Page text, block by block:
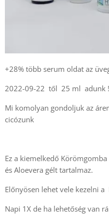
+28% több serum oldat az
2022-09-22 től 25 ml adunk
Mi komolyan gondoljuk az
cicózunk
Ez a kiemelkedő
és Aloevera gélt tartalmaz.
Előnyösen lehet vele kezelni
Napi 1X de ha lehetőség van